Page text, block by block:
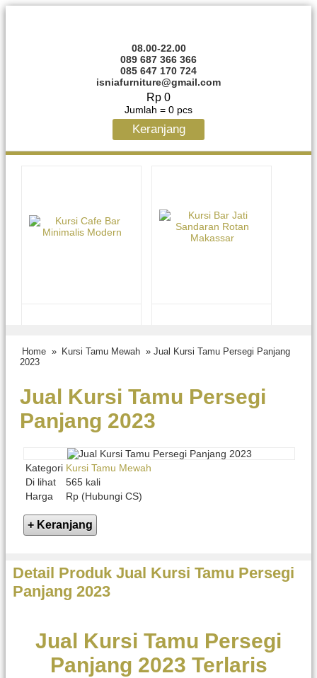
08.00-22.00
089 687 366 366
085 647 170 724
isniafurniture@gmail.com
Rp 0
Jumlah = 0 pcs
Keranjang
Home » Kursi Tamu Mewah » Jual Kursi Tamu Persegi Panjang
2023
Jual Kursi Tamu Persegi
Panjang 2023
Kategori Kursi Tamu Mewah
Di lihat
565 kali
Harga
Rp (Hubungi CS)
Detail Produk Jual Kursi Tamu Persegi
Panjang 2023
Jual Kursi Tamu Persegi
Panjang 2023 Terlaris